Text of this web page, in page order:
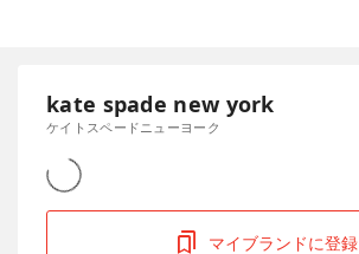
kate spade new york
ケイトスペードニューヨーク
マイブランドに登録